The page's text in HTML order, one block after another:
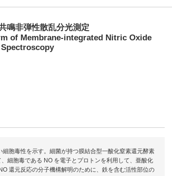
鳴非弾性散乱分光測定
of Membrane-integrated Nitric Oxide
胞毒性を示す。細菌が持つ膜結合型一酸化窒素還元酵素
細胞毒である NO を電子とプロトンを利用して、亜酸化
還元反応の分子機構解明のために、鉄を含む活性部位の